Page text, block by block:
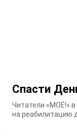
Спасти
Читатели «МОЁ!»
на реабилитацию